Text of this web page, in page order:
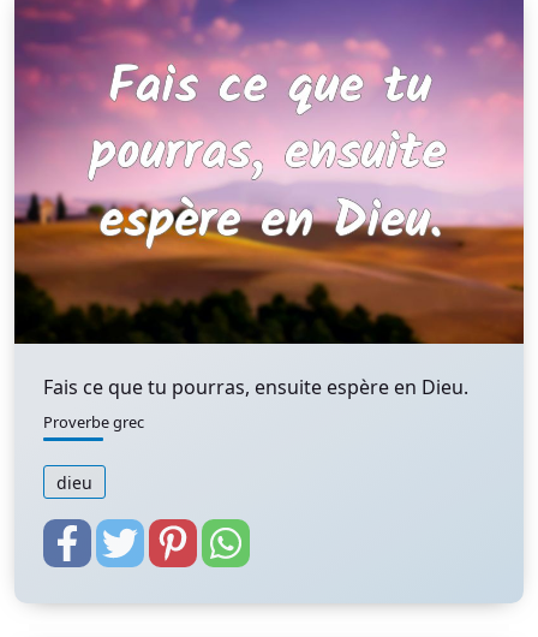
Fais ce que tu pourras, ensuite espère en Dieu.
Proverbe grec
dieu